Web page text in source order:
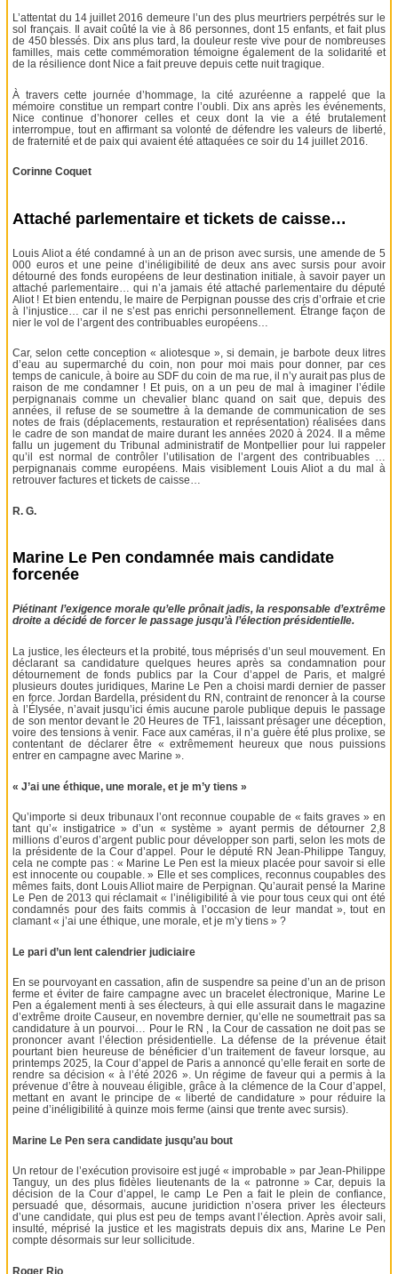
L’attentat du 14 juillet 2016 demeure l’un des plus meurtriers perpétrés sur le
sol français. Il avait coûté la vie à 86 personnes, dont 15 enfants, et fait plus
de 450 blessés. Dix ans plus tard, la douleur reste vive pour de nombreuses
familles, mais cette commémoration témoigne également de la solidarité et
de la résilience dont Nice a fait preuve depuis cette nuit tragique.
À travers cette journée d’hommage, la cité azuréenne a rappelé que la
mémoire constitue un rempart contre l’oubli. Dix ans après les événements,
Nice continue d’honorer celles et ceux dont la vie a été brutalement
interrompue, tout en affirmant sa volonté de défendre les valeurs de liberté,
de fraternité et de paix qui avaient été attaquées ce soir du 14 juillet 2016.
Corinne Coquet
Attaché parlementaire et tickets de caisse…
Louis Aliot a été condamné à un an de prison avec sursis, une amende de 5
000 euros et une peine d’inéligibilité de deux ans avec sursis pour avoir
détourné des fonds européens de leur destination initiale, à savoir payer un
attaché parlementaire… qui n’a jamais été attaché parlementaire du député
Aliot ! Et bien entendu, le maire de Perpignan pousse des cris d’orfraie et crie
à l’injustice… car il ne s’est pas enrichi personnellement. Étrange façon de
nier le vol de l’argent des contribuables européens…
Car, selon cette conception « aliotesque », si demain, je barbote deux litres
d’eau au supermarché du coin, non pour moi mais pour donner, par ces
temps de canicule, à boire au SDF du coin de ma rue, il n’y aurait pas plus de
raison de me condamner ! Et puis, on a un peu de mal à imaginer l’édile
perpignanais comme un chevalier blanc quand on sait que, depuis des
années, il refuse de se soumettre à la demande de communication de ses
notes de frais (déplacements, restauration et représentation) réalisées dans
le cadre de son mandat de maire durant les années 2020 à 2024. Il a même
fallu un jugement du Tribunal administratif de Montpellier pour lui rappeler
qu’il est normal de contrôler l’utilisation de l’argent des contribuables …
perpignanais comme européens. Mais visiblement Louis Aliot a du mal à
retrouver factures et tickets de caisse…
R. G.
Marine Le Pen condamnée mais candidate
forcenée
Piétinant l’exigence morale qu’elle prônait jadis, la responsable d’extrême
droite a décidé de forcer le passage jusqu’à l’élection présidentielle.
La justice, les électeurs et la probité, tous méprisés d’un seul mouvement. En
déclarant sa candidature quelques heures après sa condamnation pour
détournement de fonds publics par la Cour d’appel de Paris, et malgré
plusieurs doutes juridiques, Marine Le Pen a choisi mardi dernier de passer
en force. Jordan Bardella, président du RN, contraint de renoncer à la course
à l’Élysée, n’avait jusqu’ici émis aucune parole publique depuis le passage
de son mentor devant le 20 Heures de TF1, laissant présager une déception,
voire des tensions à venir. Face aux caméras, il n’a guère été plus prolixe, se
contentant de déclarer être « extrêmement heureux que nous puissions
entrer en campagne avec Marine ».
« J’ai une éthique, une morale, et je m’y tiens »
Qu’importe si deux tribunaux l’ont reconnue coupable de « faits graves » en
tant qu’« instigatrice » d’un « système » ayant permis de détourner 2,8
millions d’euros d’argent public pour développer son parti, selon les mots de
la présidente de la Cour d’appel. Pour le député RN Jean-Philippe Tanguy,
cela ne compte pas : « Marine Le Pen est la mieux placée pour savoir si elle
est innocente ou coupable. » Elle et ses complices, reconnus coupables des
mêmes faits, dont Louis Alliot maire de Perpignan. Qu’aurait pensé la Marine
Le Pen de 2013 qui réclamait « l’inéligibilité à vie pour tous ceux qui ont été
condamnés pour des faits commis à l’occasion de leur mandat », tout en
clamant « j’ai une éthique, une morale, et je m’y tiens » ?
Le pari d’un lent calendrier judiciaire
En se pourvoyant en cassation, afin de suspendre sa peine d’un an de prison
ferme et éviter de faire campagne avec un bracelet électronique, Marine Le
Pen a également menti à ses électeurs, à qui elle assurait dans le magazine
d’extrême droite Causeur, en novembre dernier, qu’elle ne soumettrait pas sa
candidature à un pourvoi… Pour le RN , la Cour de cassation ne doit pas se
prononcer avant l’élection présidentielle. La défense de la prévenue était
pourtant bien heureuse de bénéficier d’un traitement de faveur lorsque, au
printemps 2025, la Cour d’appel de Paris a annoncé qu’elle ferait en sorte de
rendre sa décision « à l’été 2026 ». Un régime de faveur qui a permis à la
prévenue d’être à nouveau éligible, grâce à la clémence de la Cour d’appel,
mettant en avant le principe de « liberté de candidature » pour réduire la
peine d’inéligibilité à quinze mois ferme (ainsi que trente avec sursis).
Marine Le Pen sera candidate jusqu’au bout
Un retour de l’exécution provisoire est jugé « improbable » par Jean-Philippe
Tanguy, un des plus fidèles lieutenants de la « patronne » Car, depuis la
décision de la Cour d’appel, le camp Le Pen a fait le plein de confiance,
persuadé que, désormais, aucune juridiction n’osera priver les électeurs
d’une candidate, qui plus est peu de temps avant l’élection. Après avoir sali,
insulté, méprisé la justice et les magistrats depuis dix ans, Marine Le Pen
compte désormais sur leur sollicitude.
Roger Rio